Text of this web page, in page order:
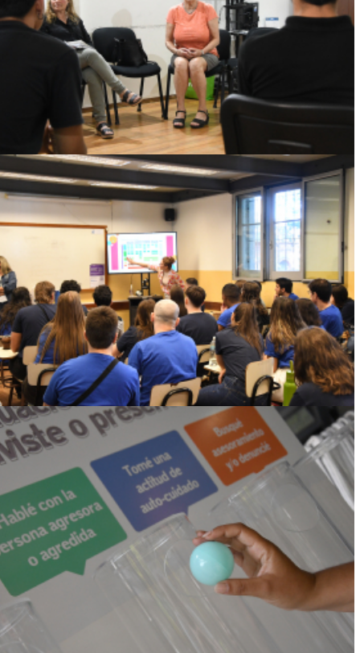
REFLEXIÓN PEDAGÓGICA SE DESPIDIÓ EL
CICLO "ENSEÑAR EN LA UNIVERSIDAD"
Ver más
ENCUENTRO ACADÉMICO
INTERNACIONAL: LA FACULTAD DE
PSICOLOGÍA RECIBIÓ A 60 ESTUDIANTES
BRASILEÑOS
Ver más
¿QUÉ HICISTE CON ESA SITUACIÓN DE
VIOLENCIA, ACOSO Y/O DISCRIMINACIÓN
QUE VIVISTE O PRESENCIASTE?